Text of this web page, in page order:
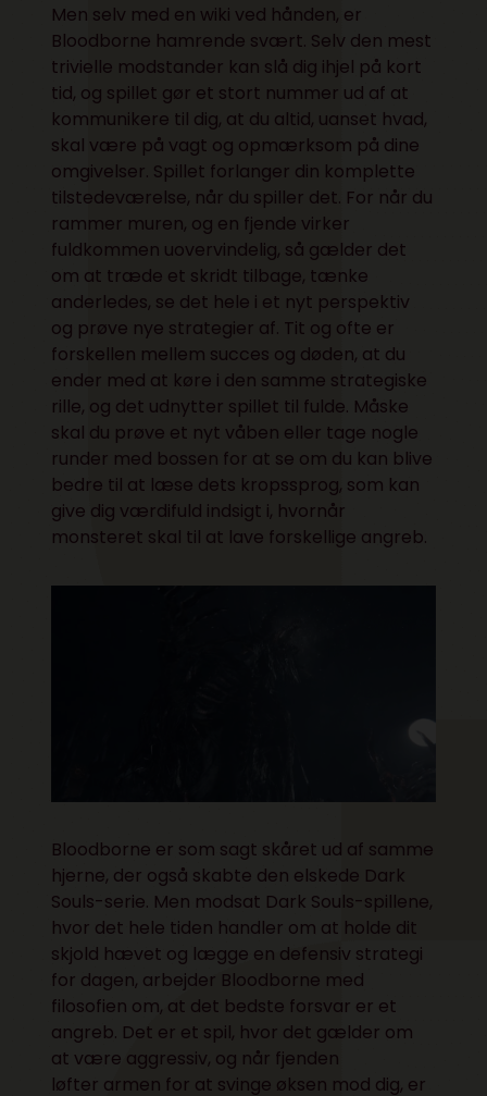
Men selv med en wiki ved hånden, er
Bloodborne hamrende svært. Selv den mest
trivielle modstander kan slå dig ihjel på kort
tid, og spillet gør et stort nummer ud af at
kommunikere til dig, at du altid, uanset hvad,
skal være på vagt og opmærksom på dine
omgivelser. Spillet forlanger din komplette
tilstedeværelse, når du spiller det. For når du
rammer muren, og en fjende virker
fuldkommen uovervindelig, så gælder det
om at træde et skridt tilbage, tænke
anderledes, se det hele i et nyt perspektiv
og prøve nye strategier af. Tit og ofte er
forskellen mellem succes og døden, at du
ender med at køre i den samme strategiske
rille, og det udnytter spillet til fulde. Måske
skal du prøve et nyt våben eller tage nogle
runder med bossen for at se om du kan blive
bedre til at læse dets kropssprog, som kan
give dig værdifuld indsigt i, hvornår
monsteret skal til at lave forskellige angreb.
Bloodborne er som sagt skåret ud af samme
hjerne, der også skabte den elskede Dark
Souls-serie. Men modsat Dark Souls-spillene,
hvor det hele tiden handler om at holde dit
skjold hævet og lægge en defensiv strategi
for dagen, arbejder Bloodborne med
filosofien om, at det bedste forsvar er et
angreb. Det er et spil, hvor det gælder om
at være aggressiv, og når fjenden
løfter armen for at svinge øksen mod dig, er